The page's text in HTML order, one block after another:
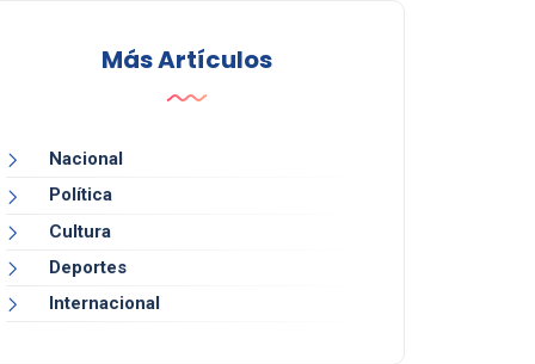
Más Artículos
Nacional
Política
Cultura
Deportes
Internacional